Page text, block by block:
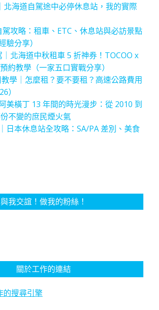
北海道自駕途中必停休息站，我的實際
攻略：租車、ETC、休息站與必訪景點
驗分享）
北海道中秋租車 5 折神券！TOCOO x
約教學（一家五口實戰分享）
教學｜怎麼租？要不要租？高速公路費用
）
美橫丁 13 年間的時光漫步：從 2010 到
不變的庶民煙火氣
日本休息站全攻略：SA/PA 差別、美食
與我交誼！做我的粉絲！
關於工作的連結
的搜尋引擎